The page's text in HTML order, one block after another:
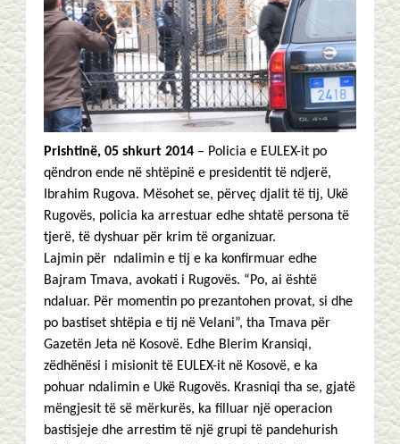
Prishtinë, 05 shkurt 2014 – Policia e EULEX-it po
qëndron ende në shtëpinë e presidentit të ndjerë,
Ibrahim Rugova. Mësohet se, përveç djalit të tij, Ukë
Rugovës, policia ka arrestuar edhe shtatë persona të
tjerë, të dyshuar për krim të organizuar.
Lajmin për ndalimin e tij e ka konfirmuar edhe
Bajram Tmava, avokati i Rugovës. “Po, ai është
ndaluar. Për momentin po prezantohen provat, si dhe
po bastiset shtëpia e tij në Velani”, tha Tmava për
Gazetën Jeta në Kosovë. Edhe Blerim Kransiqi,
zëdhënësi i misionit të EULEX-it në Kosovë, e ka
pohuar ndalimin e Ukë Rugovës. Krasniqi tha se, gjatë
mëngjesit të së mërkurës, ka filluar një operacion
bastisjeje dhe arrestim të një grupi të pandehurish